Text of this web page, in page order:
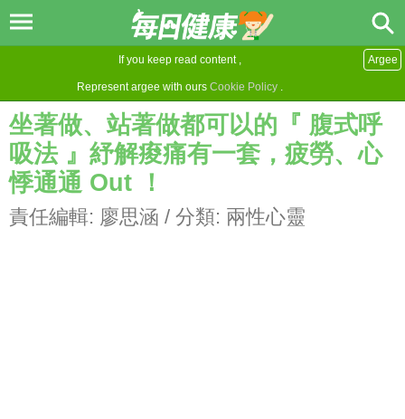
If you keep read content ,
Represent argee with ours Cookie Policy .
Argee
坐著做、站著做都可以的『 腹式呼
吸法 』紓解痠痛有一套，疲勞、心
悸通通 Out ！
責任編輯: 廖思涵 / 分類: 兩性心靈